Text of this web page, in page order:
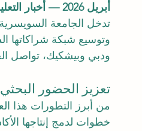
أبريل 2026 — أخبار التعليم العالمي والابتكار
وتوسيع شبكة شراكاتها
ودبي وبيشكيك، تواصل
تعزيز الحضور البحثي
من أبرز التطورات هذا
خطوات لدمج إنتاجها